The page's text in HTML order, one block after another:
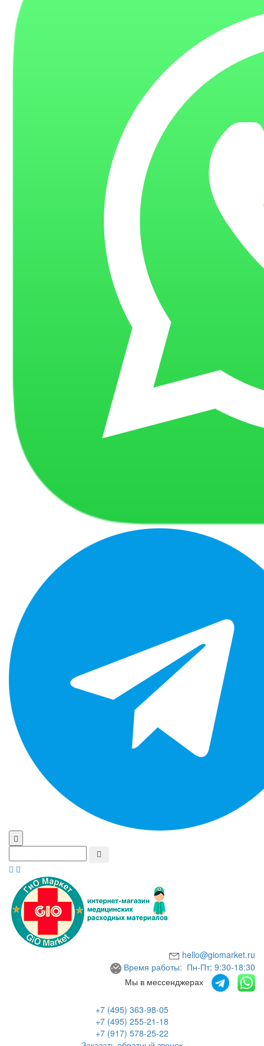
hello@giomarket.ru
Время работы: Пн-Пт; 9:30-18:30
Мы в мессенджерах
+7 (495) 363-98-05
+7 (495) 255-21-18
+7 (917) 578-25-22